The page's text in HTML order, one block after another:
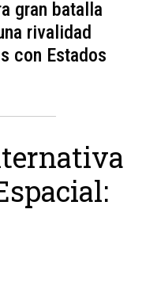
gran batalla
rivalidad
con Estados